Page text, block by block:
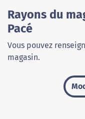
Rayons du
Pacé
Vous pouvez
magasin.